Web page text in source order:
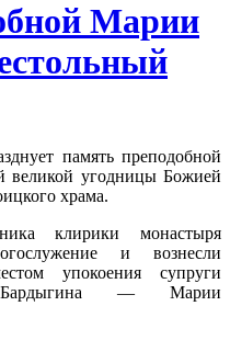
Марии
память преподобной
великой угодницы Божией
храма.
клирики монастыря
и вознесли
упокоения супруги
Бардыгина — Марии